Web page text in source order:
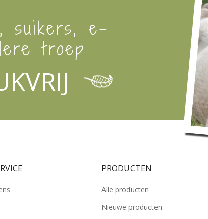
suikers, e-
troep
PRODUCTEN
Alle producten
Nieuwe producten